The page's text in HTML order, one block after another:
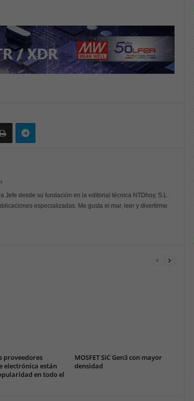
Jefe desde su fundación en la editorial técnica NTDhoy, S.L.
especializadas. Me gusta el mar, leer y divertirme
proveedores
electrónica están
en todo el
MOSFET SiC Gen3 con mayor
densidad